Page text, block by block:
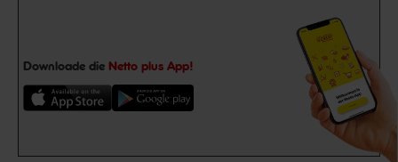
Downloade die Netto plus App!